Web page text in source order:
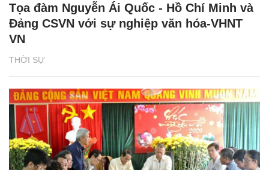
THỜI SỰ
Tọa đàm Nguyễn Ái Quốc - Hồ Chí Minh và
Đảng CSVN với sự nghiệp văn hóa-VHNT
VN